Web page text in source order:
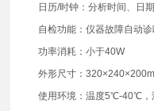
日历/时钟：分析时间、日
自检功能：仪器故障自动诊
功率消耗：小于40W
外形尺寸：
使用环境：温度5℃-40℃，